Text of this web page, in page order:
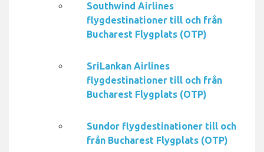
Southwind Airlines
flygdestinationer till och från
Bucharest Flygplats (OTP)
SriLankan Airlines
flygdestinationer till och från
Bucharest Flygplats (OTP)
Sundor flygdestinationer till och
från Bucharest Flygplats (OTP)